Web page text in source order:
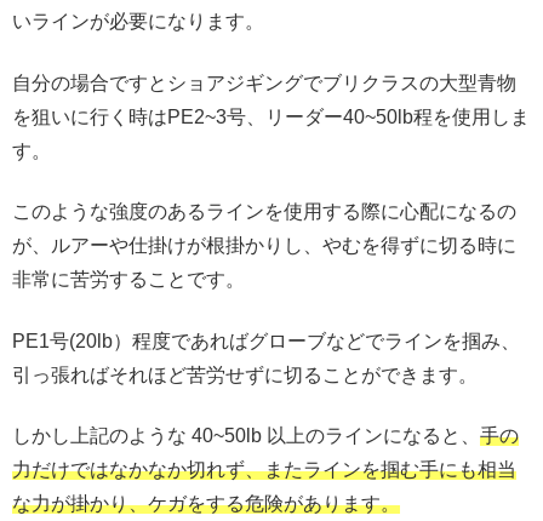
いラインが必要になります。
自分の場合ですとショアジギングでブリクラスの大型青物
を狙いに行く時はPE2~3号、リーダー40~50lb程を使用しま
す。
このような強度のあるラインを使用する際に心配になるの
が、ルアーや仕掛けが根掛かりし、やむを得ずに切る時に
非常に苦労することです。
PE1号(20lb）程度であればグローブなどでラインを掴み、
引っ張ればそれほど苦労せずに切ることができます。
しかし上記のような 40~50lb 以上のラインになると、 手の
力だけではなかなか切れず、またラインを掴む手にも相当
な力が掛かり、ケガをする危険があります。